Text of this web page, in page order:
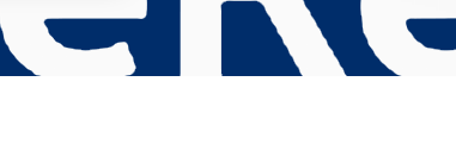
vos Options
gérer vos paramètres de confidentialité, en